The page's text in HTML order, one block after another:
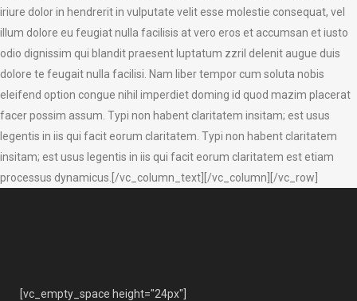
iriure dolor in hendrerit in vulputate velit esse molestie consequat, vel
illum dolore eu feugiat nulla facilisis at vero eros et accumsan et iusto
odio dignissim qui blandit praesent luptatum zzril delenit augue duis
dolore te feugait nulla facilisi. Nam liber tempor cum soluta nobis
eleifend option congue nihil imperdiet doming id quod mazim placerat
facer possim assum. Typi non habent claritatem insitam; est usus
legentis in iis qui facit eorum claritatem. Typi non habent claritatem
insitam; est usus legentis in iis qui facit eorum claritatem est etiam
processus dynamicus.[/vc_column_text][/vc_column][/vc_row]
[vc_empty_space height="24px"]